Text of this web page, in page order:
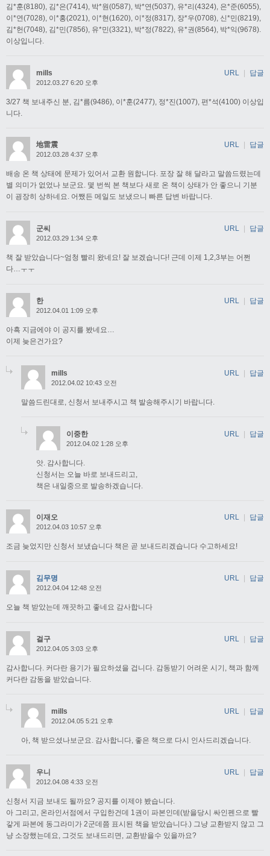
김*훈(8180), 김*은(7414), 박*원(0587), 박*연(5037), 유*리(4324), 은*준(6055),
이*연(7028), 이*홍(2021), 이*현(1620), 이*정(8317), 장*우(0708), 신*민(8219),
김*헌(7048), 김*민(7856), 유*민(3321), 박*정(7822), 유*권(8564), 박*익(9678).
이상입니다.
mills
2012.03.27 6:20 오후
3/27 책 보내주신 분, 김*름(9486), 이*훈(2477), 정*진(1007), 편*석(4100) 이상입
니다.
URL | 답글
地雷震
2012.03.28 4:37 오후
배송 온 책 상태에 문제가 있어서 교환 원합니다. 포장 잘 해 달라고 말씀드렸는데
별 의미가 없었나 보군요. 몇 번씩 본 책보다 새로 온 책이 상태가 안 좋으니 기분
이 굉장히 상하네요. 어쨌든 메일도 보냈으니 빠른 답변 바랍니다.
URL 답글
군씨
2012.03.29 1:34 오후
책 잘 받았습니다~엄청 빨리 왔네요! 잘 보겠습니다! 근데 이제 1,2,3부는 어쩐
다…ㅜㅜ
URL 답글
한
2012.04.01 1:09 오후
아흑 지금에야 이 공지를 봤네요…
이제 늦은건가요?
URL 답글
mills
2012.04.02 10:43 오전
말씀드린대로, 신청서 보내주시고 책 발송해주시기 바랍니다.
URL | 답글
이중한
2012.04.02 1:28 오후
앗. 감사합니다.
신청서는 오늘 바로 보내드리고,
책은 내일중으로 발송하겠습니다.
URL | 답글
이재오
2012.04.03 10:57 오후
조금 늦었지만 신청서 보냈습니다 책은 곧 보내드리겠습니다 수고하세요!
URL 답글
김무명
2012.04.04 12:48 오전
오늘 책 받았는데 깨끗하고 좋네요 감사합니다
URL 답글
걸구
2012.04.05 3:03 오후
감사합니다. 커다란 용기가 필요하셨을 겁니다. 감동받기 어려운 시기, 책과 함께
커다란 감동을 받았습니다.
URL 답글
mills
2012.04.05 5:21 오후
아, 책 받으셨나보군요. 감사합니다, 좋은 책으로 다시 인사드리겠습니다.
URL | 답글
우니
2012.04.08 4:33 오전
신청서 지금 보내도 될까요? 공지를 이제야 봤습니다.
아 그리고, 온라인서점에서 구입한건데 1권이 파본인데(받을당시 싸인펜으로 빨
갛게 파본에 동그라미가 2군데쯤 표시된 책을 받았습니다.) 그냥 교환받지 않고 그
냥 소장했는데요, 그것도 보내드리면, 교환받을수 있을까요?
URL | 답글